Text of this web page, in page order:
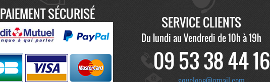
PAIEMENT SÉCURISÉ SERVICE CLIENTS
Du lundi au Vendredi de 10h à 19h
09 53 38 44 16